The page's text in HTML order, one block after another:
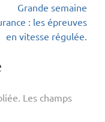
Grande semaine
: les épreuves
en vitesse régulée.
Les champs